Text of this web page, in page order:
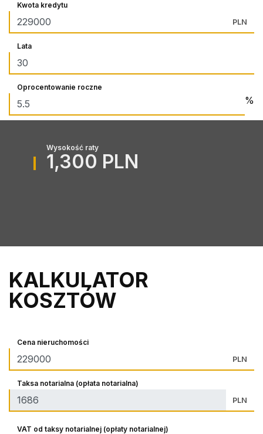
Kwota kredytu
PLN
Lata
Oprocentowanie roczne
%
Wysokość raty
1,300 PLN
KALKULATOR
KOSZTÓW
Cena nieruchomości
PLN
Taksa notarialna (opłata notarialna)
PLN
VAT od taksy notarialnej (opłaty notarialnej)